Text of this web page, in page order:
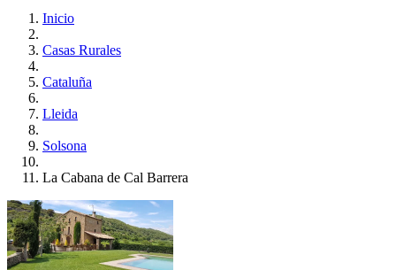
Inicio
Casas Rurales
Cataluña
Lleida
Solsona
La Cabana de Cal Barrera